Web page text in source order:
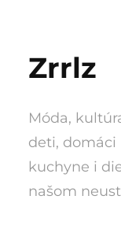
content
Zrrlz
Móda,
deti, domáci
kuchyne i
našom